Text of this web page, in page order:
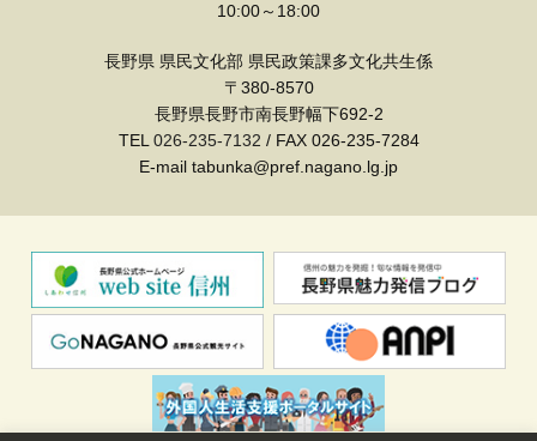
10:00～18:00
長野県 県民文化部 県民政策課多文化共生係
〒380-8570
長野県長野市南長野幅下692-2
TEL026-235-7132 / FAX 026-235-7284
E-mail tabunka@pref.nagano.lg.jp